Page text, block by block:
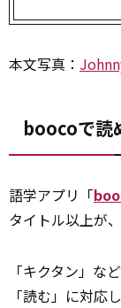
本文写真：
boocoで読
語学アプリ「
タイトル以上が
「キクタン」な
「読む」に対応